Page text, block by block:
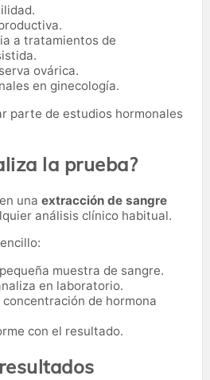
a tratamientos de
ovárica.
en ginecología.
parte de estudios hormonales
la prueba?
una extracción de sangre
análisis clínico habitual.
muestra de sangre.
en laboratorio.
de hormona
con el resultado.